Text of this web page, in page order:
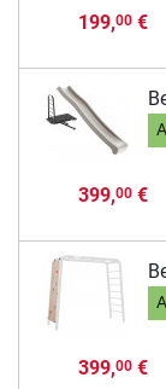
199,00€
399,00€
399,00€